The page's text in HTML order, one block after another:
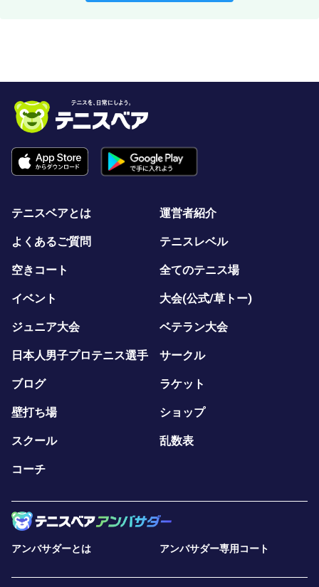
テニスベアとは 運営者紹介
よくあるご質問 テニスレベル
空きコート 全てのテニス場
イベント 大会(公式/草トー)
ジュニア大会 ベテラン大会
日本人男子プロテニス選手 サークル
ブログ ラケット
壁打ち場 ショップ
スクール 乱数表
コーチ
アンバサダーとは アンバサダー専用コート